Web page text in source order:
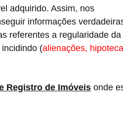
adquirido. Assim, nos
informações
referentes a regularidade da
(alienações,
Registro de Imóveis onde